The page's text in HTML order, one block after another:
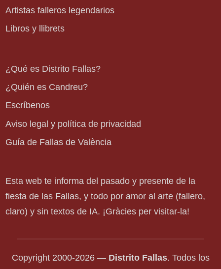
Artistas falleros legendarios
Libros y llibrets
¿Qué es Distrito Fallas?
¿Quién es Candreu?
Escríbenos
Aviso legal y política de privacidad
Guía de Fallas de València
Esta web te informa del pasado y presente de la
fiesta de las Fallas, y todo por amor al arte (fallero,
claro) y sin textos de IA. ¡Gràcies per visitar-la!
Copyright 2000-2026 — Distrito Fallas. Todos los